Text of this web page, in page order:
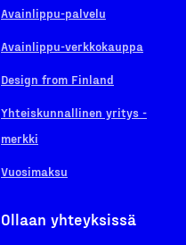
Avainlippu-palvelu
Avainlippu-verkkokauppa
Design from Finland
Yhteiskunnallinen yritys -
merkki
Vuosimaksu
Ollaan yhteyksissä